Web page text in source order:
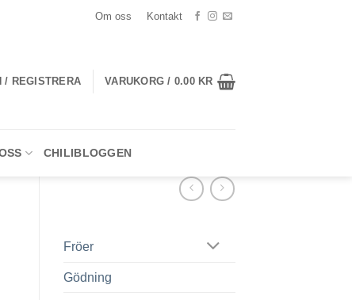
Om oss Kontakt
/ REGISTRERA VARUKORG / 0.00 KR
CHILIBLOGGEN
Fröer
Gödning